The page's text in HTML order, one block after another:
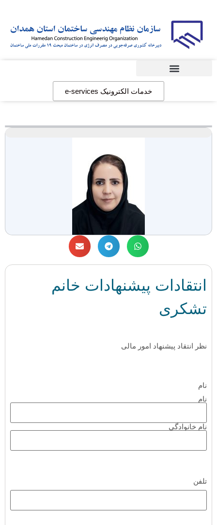
خدمات الکترونیک e-services
انتقادات پیشنهادات خانم
تشکری
نظر انتقاد پیشنهاد امور مالی
نام
نام
نام خانوادگی
تلفن